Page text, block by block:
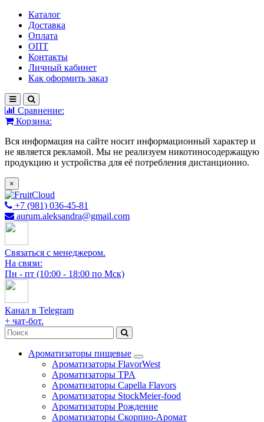
Каталог
Доставка
Оплата
ОПТ
Контакты
Личный кабинет
Как оформить заказ
Сравнение:
Корзина:
Вся информация на сайте носит информационный характер и
не является рекламой. Мы не реализуем никотиносодержащую
продукцию и устройства для её потребления дистанционно.
×
+7 (981) 036-45-81
aurum.aleksandra@gmail.com
Связаться с менеджером.
На связи:
Пн - пт (10:00 - 18:00 по Мск)
Канал в Telegram
+ чат-бот.
Ароматизаторы пищевые
Ароматизаторы FlavorWest
Ароматизаторы TPA
Ароматизаторы Capella Flavors
Ароматизаторы StockMeier-food
Ароматизаторы Рождение
Ароматизаторы Скорпио-Аромат